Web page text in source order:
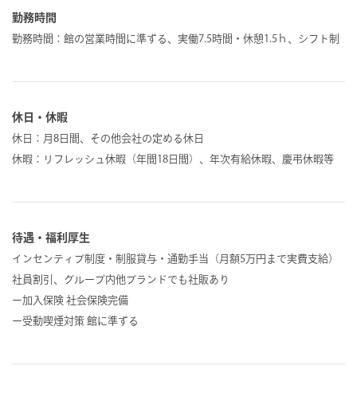
勤務時間
勤務時間：館の営業時間に準ずる、実働7.5時間・休憩1.5ｈ、シフト制
休日・休暇
休日：月8日間、その他会社の定める休日
休暇：リフレッシュ休暇（年間18日間）、年次有給休暇、慶弔休暇等
待遇・福利厚生
インセンティブ制度・制服貸与・通勤手当（月額5万円まで実費支給）
社員割引、グループ内他ブランドでも社販あり
ー加入保険 社会保険完備
ー受動喫煙対策 館に準ずる